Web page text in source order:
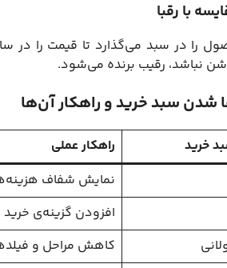
را در سبد می‌گذارد تا قیمت را در
نباشد، رقیب برنده می‌شود.
شدن سبد خرید و راهکار آن‌ها
خرید راهکار عملی
نمایش شفاف هزینه‌ها
افزودن گزینه‌ی
کاهش مراحل و